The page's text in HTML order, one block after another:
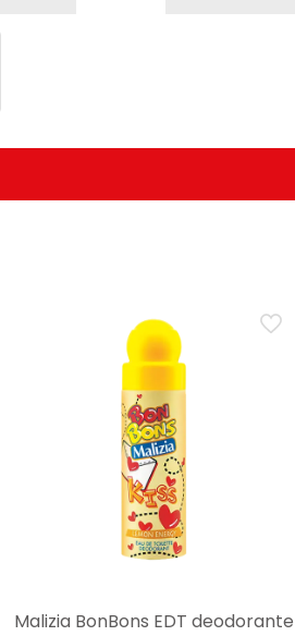
Malizia BonBons EDT deodorante